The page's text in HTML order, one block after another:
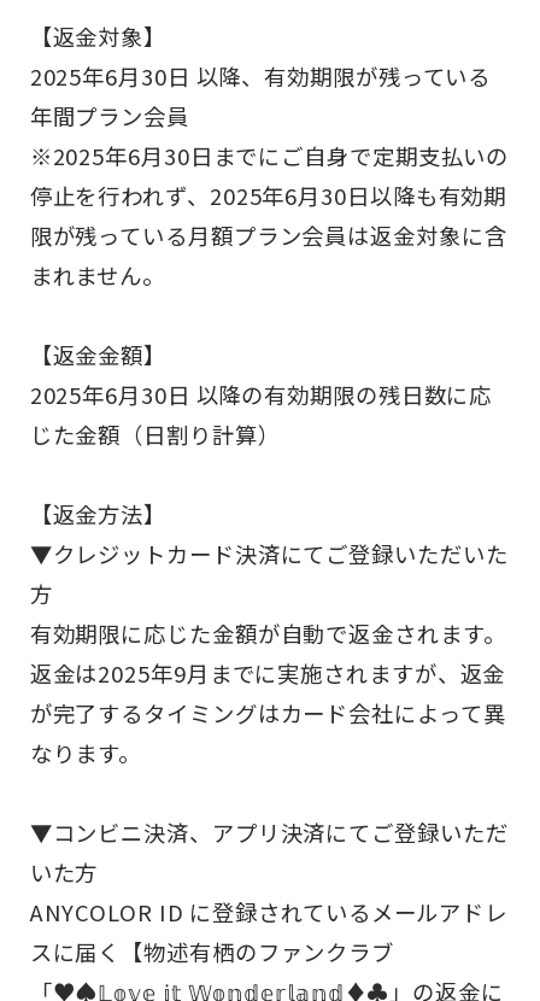
【返金対象】
2025年6月30日 以降、有効期限が残っている
年間プラン会員
※2025年6月30日までにご自身で定期支払いの
停止を行われず、2025年6月30日以降も有効期
限が残っている月額プラン会員は返金対象に含
まれません。
【返金金額】
2025年6月30日 以降の有効期限の残日数に応
じた金額（日割り計算）
【返金方法】
▼クレジットカード決済にてご登録いただいた
方
有効期限に応じた金額が自動で返金されます。
返金は2025年9月までに実施されますが、返金
が完了するタイミングはカード会社によって異
なります。
▼コンビニ決済、アプリ決済にてご登録いただ
いた方
ANYCOLOR ID に登録されているメールアドレ
スに届く【物述有栖のファンクラブ
「♥♠𝕃𝕠𝕧𝕖 𝕚𝕥 𝕎𝕠𝕟𝕕𝕖𝕣𝕝𝕒𝕟𝕕♦♣」の返金に